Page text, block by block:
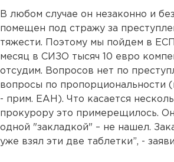
В любом случае он незаконно и
помещен под стражу за
тяжести. Поэтому мы пойдем в
месяц в СИЗО тысяч 10 евро
отсудим. Вопросов нет по
вопросы по пропорциональности
- прим. ЕАН). Что касается
прокурору это примерещилось.
одной "закладкой" – не нашел.
уже взял эти две таблетки”, -